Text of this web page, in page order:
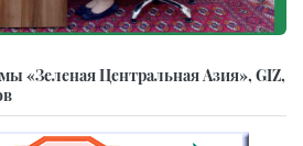
«Зеленая Центральная Азия», GIZ,